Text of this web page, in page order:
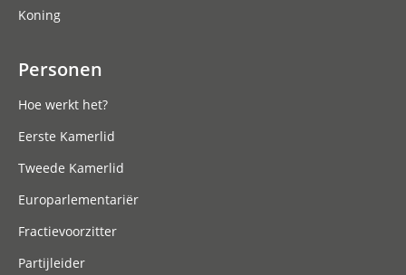
Koning
Personen
Hoe werkt het?
Eerste Kamerlid
Tweede Kamerlid
Europarlementariër
Fractievoorzitter
Partijleider